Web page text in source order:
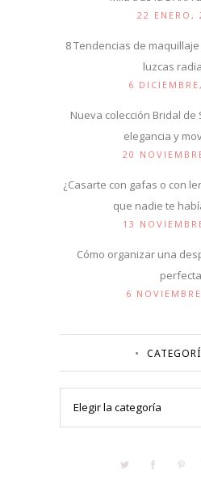
22 ENERO,
8 Tendencias de
luzcas
6
Nueva colección Bridal
elegancia y
20
¿Casarte con gafas o con
que nadie te
13
Cómo organizar una
perfecta
6